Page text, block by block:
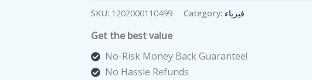
امدادات
quantity
SKU: 1202000110499 Category: فيزياء
Get the best value
No-Risk Money Back Guarantee!
No Hassle Refunds